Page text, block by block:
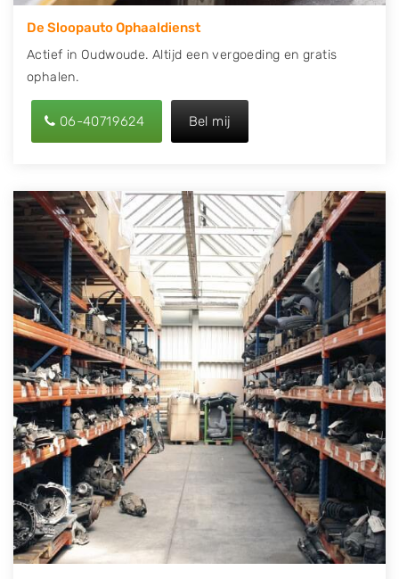
De Sloopauto Ophaaldienst
Actief in Oudwoude. Altijd een vergoeding en gratis
ophalen.
06-40719624 Bel mij